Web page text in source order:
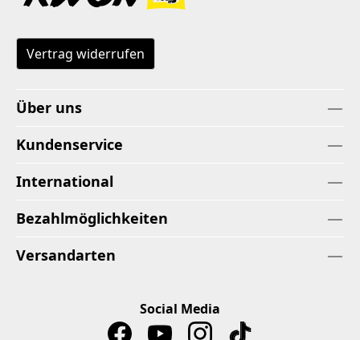
Vertrag widerrufen
Über uns
Kundenservice
International
Bezahlmöglichkeiten
Versandarten
Social Media